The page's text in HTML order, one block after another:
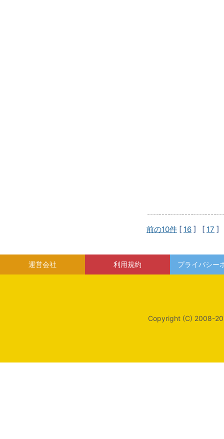
前の10件 [ 16 ] [ 17 ]
運営会社 利用規約 プライバシー
Copyright (C) 2008-